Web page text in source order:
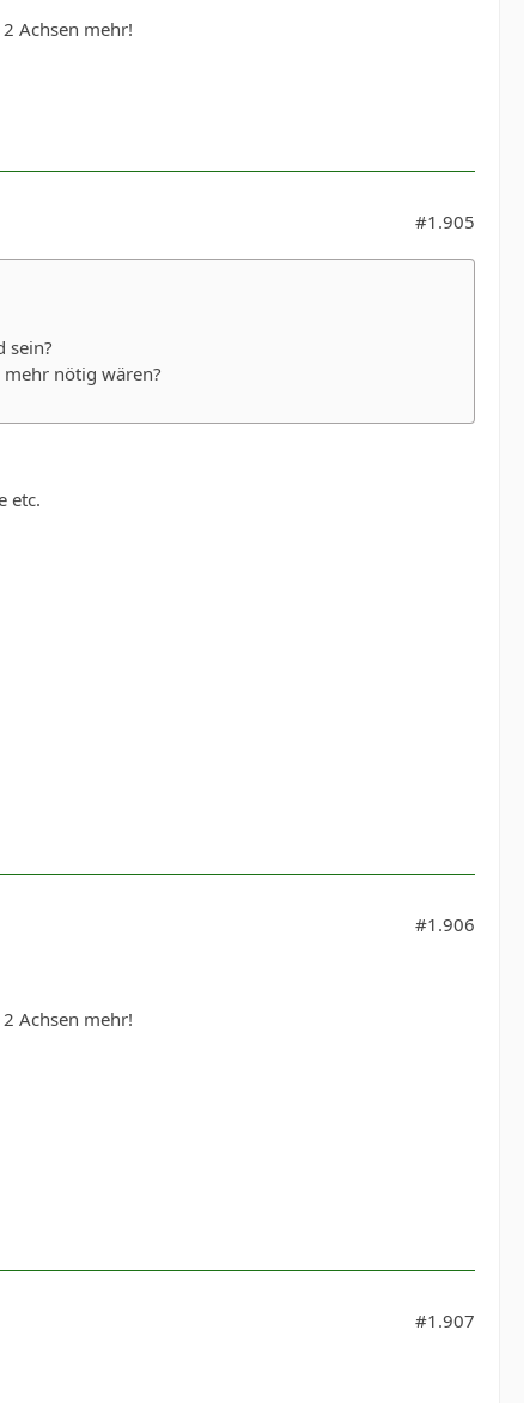
Achsen mehr!
#1.905
sein?
nötig wären?
etc.
#1.906
Achsen mehr!
#1.907